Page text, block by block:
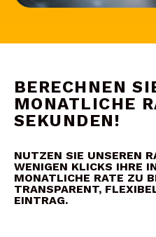
BERECHNEN
MONATLICHE
SEKUNDEN!
NUTZEN SIE UNSEREN
WENIGEN KLICKS IHRE
MONATLICHE RATE ZU
TRANSPARENT,
EINTRAG.